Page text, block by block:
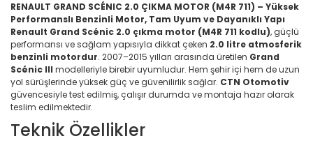
RENAULT GRAND SCÉNIC 2.0 ÇIKMA MOTOR (M4R 711) – Yüksek
Performanslı Benzinli Motor, Tam Uyum ve Dayanıklı Yapı
Renault Grand Scénic 2.0 çıkma motor (M4R 711 kodlu), güçlü
performansı ve sağlam yapısıyla dikkat çeken 2.0 litre atmosferik
benzinli motordur. 2007–2015 yılları arasında üretilen Grand
Scénic III modelleriyle birebir uyumludur. Hem şehir içi hem de uzun
yol sürüşlerinde yüksek güç ve güvenilirlik sağlar. CTN Otomotiv
güvencesiyle test edilmiş, çalışır durumda ve montaja hazır olarak
teslim edilmektedir.
Teknik Özellikler